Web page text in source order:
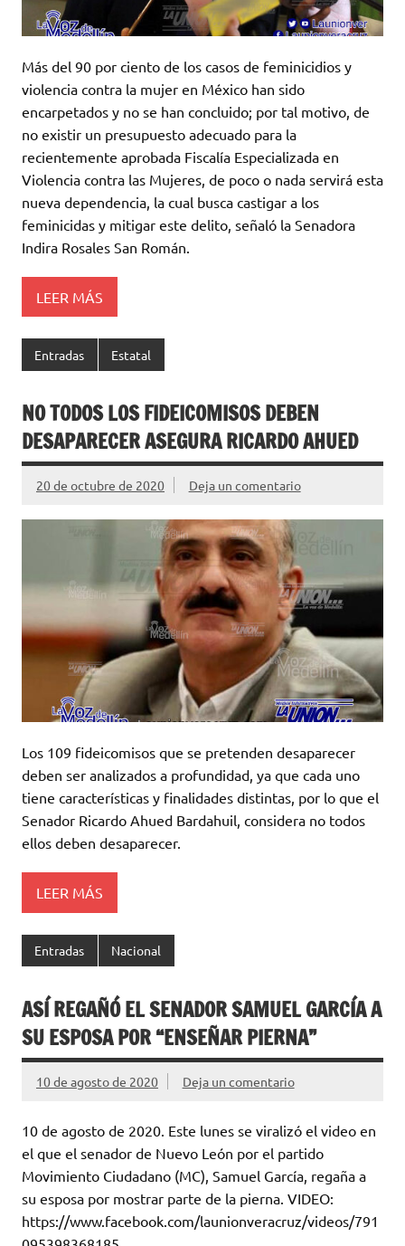
Más del 90 por ciento de los casos de feminicidios y
violencia contra la mujer en México han sido
encarpetados y no se han concluido; por tal motivo, de
no existir un presupuesto adecuado para la
recientemente aprobada Fiscalía Especializada en
Violencia contra las Mujeres, de poco o nada servirá esta
nueva dependencia, la cual busca castigar a los
feminicidas y mitigar este delito, señaló la Senadora
Indira Rosales San Román.
LEER MÁS
Entradas Estatal
NO TODOS LOS FIDEICOMISOS DEBEN
DESAPARECER ASEGURA RICARDO AHUED
20 de octubre de 2020 Deja un comentario
Los 109 fideicomisos que se pretenden desaparecer
deben ser analizados a profundidad, ya que cada uno
tiene características y finalidades distintas, por lo que el
Senador Ricardo Ahued Bardahuil, considera no todos
ellos deben desaparecer.
LEER MÁS
Entradas Nacional
ASÍ REGAÑÓ EL SENADOR SAMUEL GARCÍA A
SU ESPOSA POR “ENSEÑAR PIERNA”
10 de agosto de 2020 Deja un comentario
10 de agosto de 2020. Este lunes se viralizó el video en
el que el senador de Nuevo León por el partido
Movimiento Ciudadano (MC), Samuel García, regaña a
su esposa por mostrar parte de la pierna. VIDEO:
https://www.facebook.com/launionveracruz/videos/791